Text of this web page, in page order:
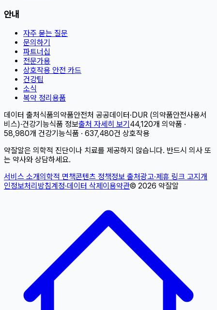
안내
자주 묻는 질문
문의하기
파트너십
전문가용
상호작용 안전 카드
건강팁
소식
복약 정리용품
데이터 출처 식품의약품안전처 공공데이터 · DUR (의약품안전사용서
비스)·건강기능식품 정보출처 자세히 보기 44,120개 의약품 ·
58,980개 건강기능식품 · 637,480건 상호작용
약잘알은 의학적 진단이나 치료를 제공하지 않습니다. 반드시 의사 또
는 약사와 상담하세요.
서비스 소개의학적 면책콘텐츠 정책정보 출처광고·제휴 링크 고지 개
인정보처리방침계정·데이터 삭제 이용약관© 2026 약잘알